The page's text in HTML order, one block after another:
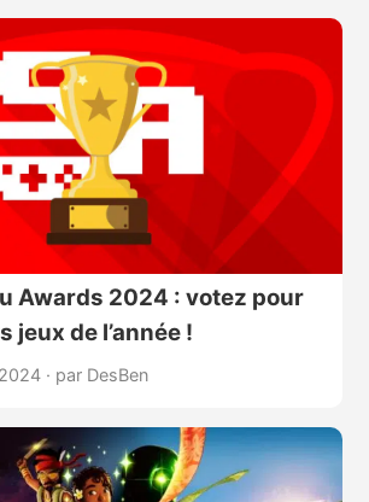
Awards 2024 : votez pour
jeux de l’année !
· par DesBen